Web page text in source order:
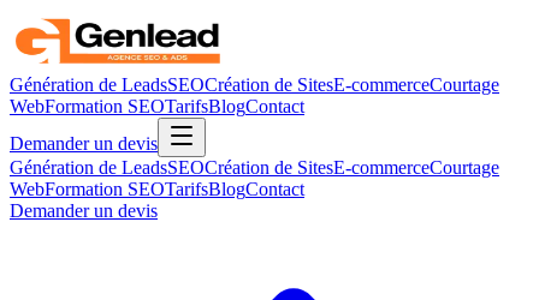
Génération de LeadsSEOCréation de SitesE-commerceCourtage
WebFormation SEOTarifsBlogContact
Demander un devis
Génération de LeadsSEOCréation de SitesE-commerceCourtage
WebFormation SEOTarifsBlogContact
Demander un devis